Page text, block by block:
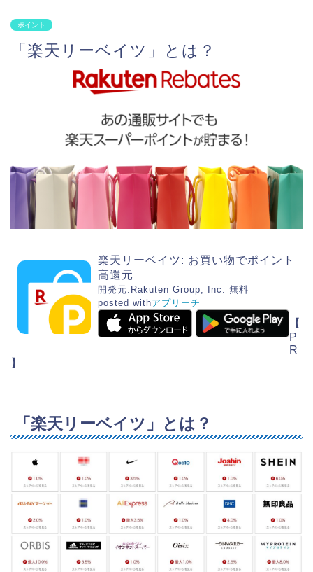
ポイント
「楽天リーベイツ」とは？
楽天リーベイツ: お買い物でポイント
高還元
開発元: Rakuten Group, Inc. 無料
posted withアプリーチ
【
P
R
】
「楽天リーベイツ」とは？